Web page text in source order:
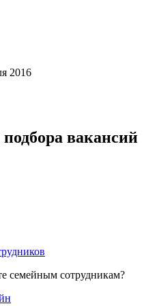
2016
вакансий
семейным сотрудникам?